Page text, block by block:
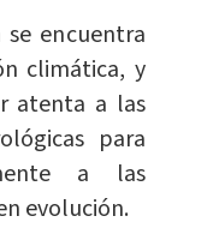
se encuentra
climática, y
atenta a las
para
a las
evolución.